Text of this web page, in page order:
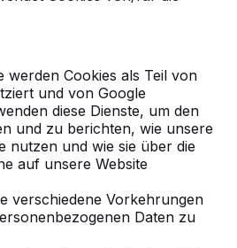
werden Cookies als Teil von
und von Google
diese Dienste, um den
und zu berichten, wie unsere
nutzen und wie sie über die
auf unsere Website
verschiedene Vorkehrungen
Daten zu
tatkräftig bei der
der Einheiten
17-03-2020
langlebig und